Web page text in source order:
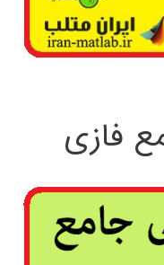
فازی